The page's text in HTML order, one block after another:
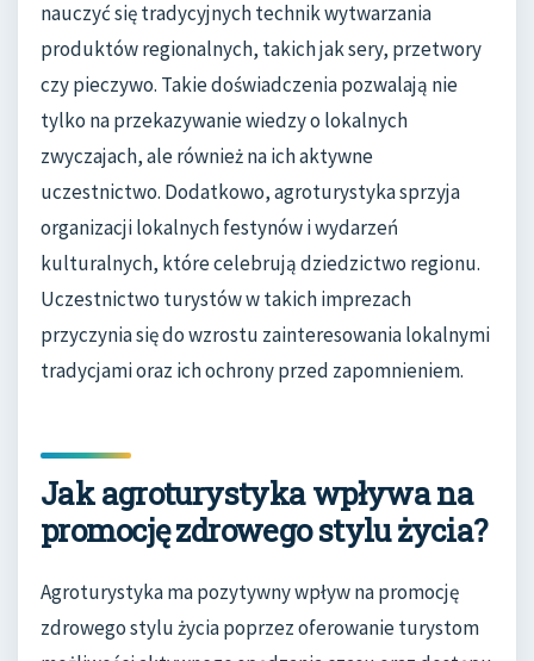
nauczyć się tradycyjnych technik wytwarzania
produktów regionalnych, takich jak sery, przetwory
czy pieczywo. Takie doświadczenia pozwalają nie
tylko na przekazywanie wiedzy o lokalnych
zwyczajach, ale również na ich aktywne
uczestnictwo. Dodatkowo, agroturystyka sprzyja
organizacji lokalnych festynów i wydarzeń
kulturalnych, które celebrują dziedzictwo regionu.
Uczestnictwo turystów w takich imprezach
przyczynia się do wzrostu zainteresowania lokalnymi
tradycjami oraz ich ochrony przed zapomnieniem.
Jak agroturystyka wpływa na
promocję zdrowego stylu życia?
Agroturystyka ma pozytywny wpływ na promocję
zdrowego stylu życia poprzez oferowanie turystom